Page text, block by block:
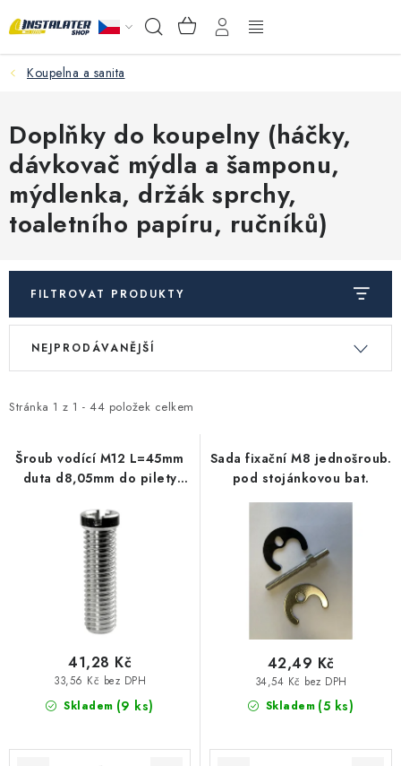
na
Hledat NÁKUPNÍ
KOŠÍK
Instalační materiál
Ventily a armatury
Vytápění a chlazení
Komíny a kouřovody
Čerpadla a vodárny
Filtrování vody
Zahrada a závlaha
Větrání a rekuperace
Koupelna a sanita
VELKOOBCHOD
PORADŇA
PRODEJNA
Koupelna a sanita
Doplňky do koupelny (háčky,
dávkovač mýdla a šamponu,
mýdlenka, držák sprchy,
toaletního papíru, ručníků)
FILTROVAT PRODUKTY
V
i
p
Stránka 1 z 1 - 44 položek celkem
Ř
e
NEJPRODÁVANĚJŠÍ
Šroub vodící M12 L=45mm
duta d8,05mm do pilety
poz.
Skladem (9 ks)
33,56 Kč bez DPH
41,28 Kč
Sada fixační M8 jednošroub.
pod stojánkovou bat.
Skladem (5 ks)
34,54 Kč bez DPH
42,49 Kč